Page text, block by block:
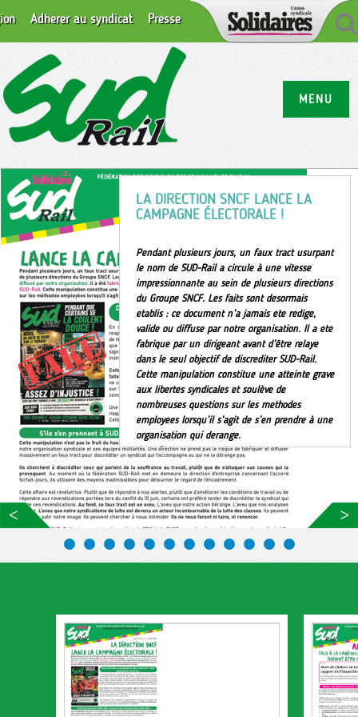
MENU
Adhérer au syndicat Presse
LA DIRECTION SNCF LANCE LA
CAMPAGNE ÉLECTORALE !
Pendant plusieurs jours, un faux tract usurpant
le nom de SUD-Rail a circulé à une vitesse
impressionnante au sein de plusieurs directions
du Groupe SNCF. Les faits sont désormais
établis : ce document n’a jamais été rédigé,
validé ou diffusé par notre organisation. Il a été
fabriqué par un dirigeant avant d’être relayé
dans le seul objectif de discréditer SUD-Rail.
Cette manipulation constitue une atteinte grave
aux libertés syndicales et soulève de
nombreuses questions sur les méthodes
employées lorsqu’il s’agit de s’en prendre à une
organisation qui dérange.
Avec fermeté, nous avons dénoncé ces
méthodes inacceptables avec comme objectif
principal d’ostraciser notre organisation
syndicale et l’ensemble de ses équipes
militantes
DÉFENDRE NOS DROITS… EN
NAISSANCE
L’adoption du Projet de loi de financement de la
sécurité sociale2026 entérine la création d’un
nouveau congé de naissance. D’une durée d’un
à deux mois par parent, il s’ajoute au congé